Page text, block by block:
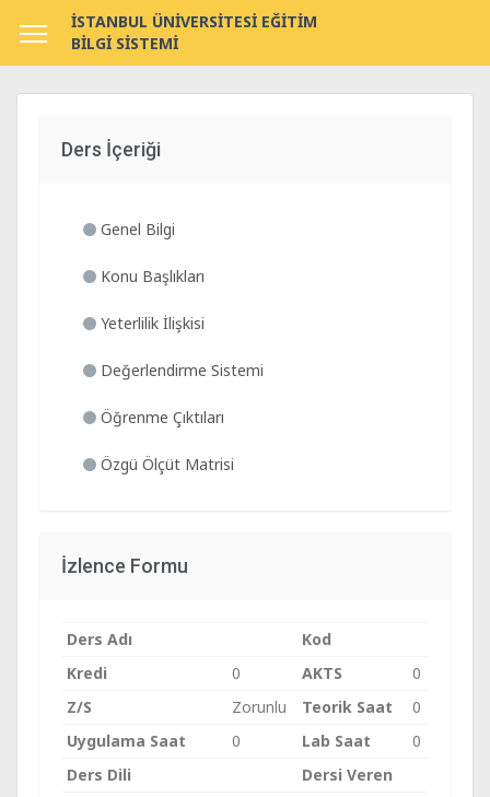
İSTANBUL ÜNİVERSİTESİ EĞİTİM
BİLGİ SİSTEMİ
Ders İçeriği
Genel Bilgi
Konu Başlıkları
Yeterlilik İlişkisi
Değerlendirme Sistemi
Öğrenme Çıktıları
Özgü Ölçüt Matrisi
İzlence Formu
Ders Adı
Kod
Kredi
0 AKTS
0
Z/S
Zorunlu Teorik Saat
0
Uygulama Saat
0 Lab Saat
0
Ders Dili
Dersi Veren